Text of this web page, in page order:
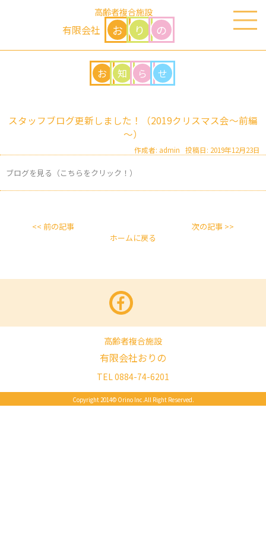
高齢者複合施設
有限会社 お り の
お 知 ら せ
スタッフブログ更新しました！（2019クリスマス会～前編
～）
作成者: admin 投稿日: 2019年12月23日
ブログを見る（こちらをクリック！）
<< 前の記事
次の記事 >>
ホームに戻る
高齢者複合施設
有限会社おりの
TEL 0884-74-6201
Copyright 2014© Orino Inc.All Right Reserved.